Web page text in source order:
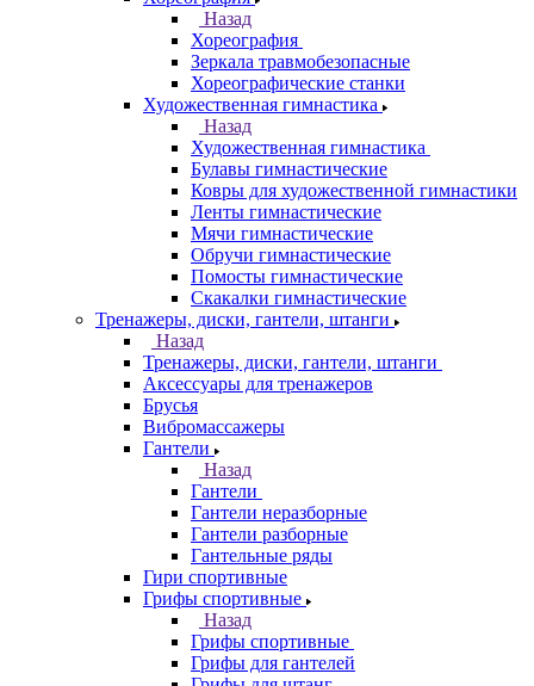
Назад
Хореография
Зеркала травмобезопасные
Хореографические станки
Художественная гимнастика
Назад
Художественная гимнастика
Булавы гимнастические
Ковры для художественной гимнастики
Ленты гимнастические
Мячи гимнастические
Обручи гимнастические
Помосты гимнастические
Скакалки гимнастические
Тренажеры, диски, гантели, штанги
Назад
Тренажеры, диски, гантели, штанги
Аксессуары для тренажеров
Брусья
Вибромассажеры
Гантели
Назад
Гантели
Гантели неразборные
Гантели разборные
Гантельные ряды
Гири спортивные
Грифы спортивные
Назад
Грифы спортивные
Грифы для гантелей